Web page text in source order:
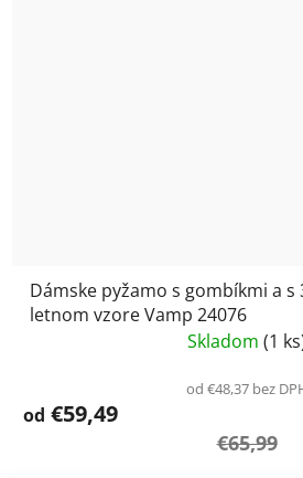
Dámske pyžamo s gombíkmi a
letnom vzore Vamp 24076
Skladom (1
od €48,37 bez
od €59,49
€65,99